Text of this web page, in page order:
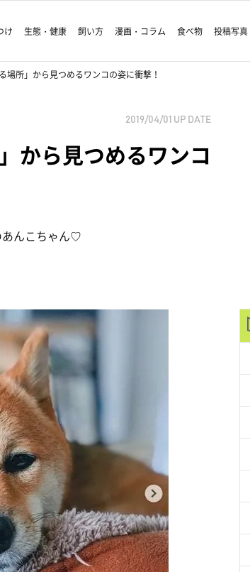
け 生態・健康 飼い方 漫画・コラム 食べ物 投稿写真
所」から見つめるワンコの姿に衝撃！
2019/04/01 UP DATE
から見つめるワンコ
あんこちゃん♡